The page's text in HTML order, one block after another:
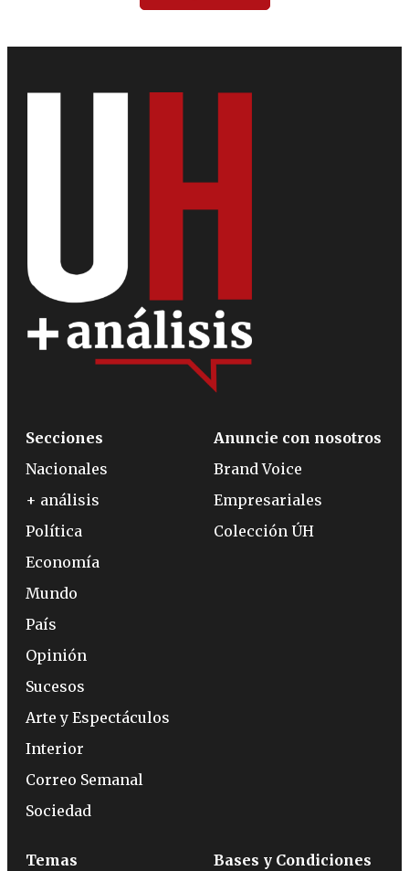
Secciones
Nacionales
+ análisis
Política
Economía
Mundo
País
Opinión
Sucesos
Arte y Espectáculos
Interior
Correo Semanal
Sociedad
Anuncie con nosotros
Brand Voice
Empresariales
Colección ÚH
Temas Bases y Condiciones